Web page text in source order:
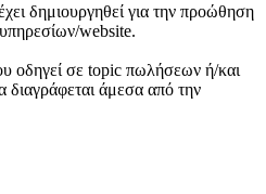
δημιουργηθεί για την προώθηση
website.
οδηγεί σε topic πωλήσεων ή/και
διαγράφεται άμεσα από την